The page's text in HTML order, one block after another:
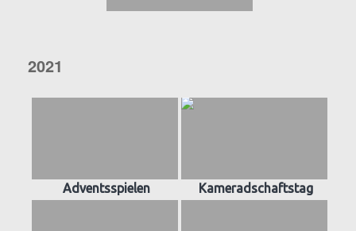
2021
Adventsspielen Kameradschaftstag